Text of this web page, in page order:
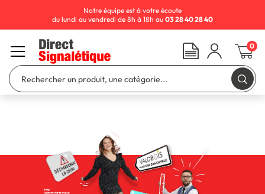
Notre équipe est à votre écoute
du lundi au vendredi de 8h à 18h au 03 28 40 28 40
0